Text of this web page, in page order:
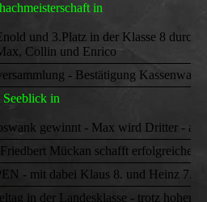
in
und 3.Platz in der Klasse 8 durch
Collin und Enrico
- Bestätigung Kassenwart
Seeblick in
gewinnt - Max wird Dritter -
Mückan schafft erfolgreiche
- mit dabei Klaus 8. und Heinz 7.
in der Landesklasse - trotz hohem